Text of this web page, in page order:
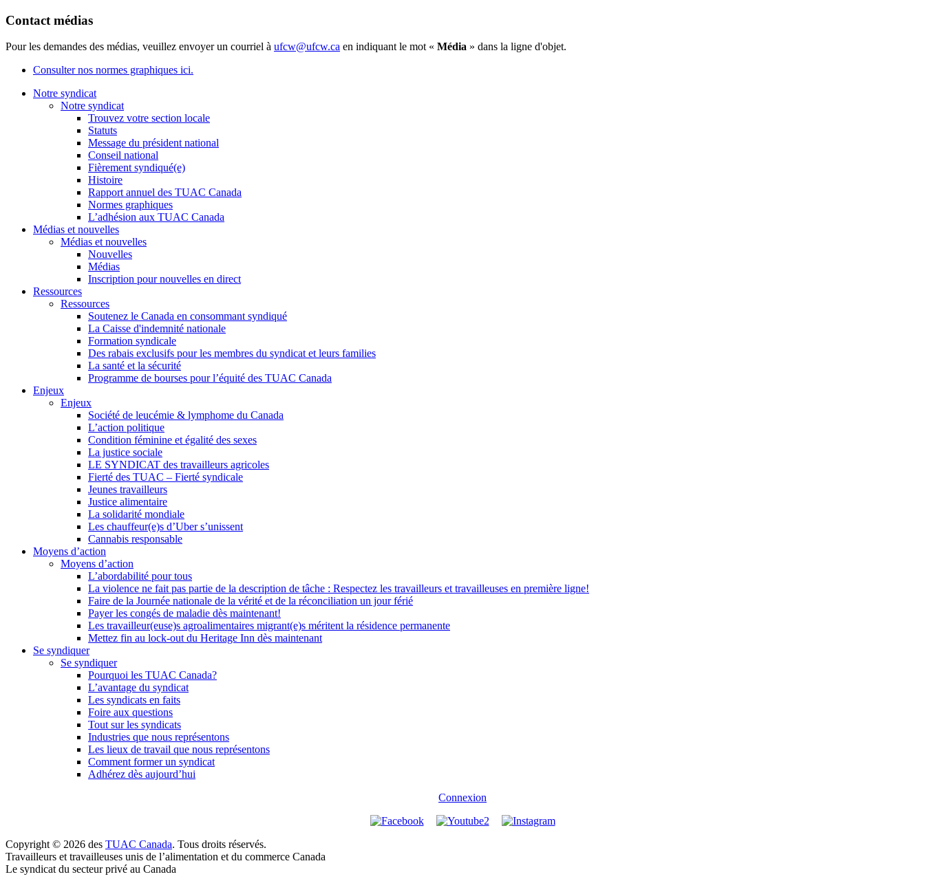
Contact médias
Pour les demandes des médias, veuillez envoyer un courriel à ufcw@ufcw.ca en indiquant le mot « Média » dans la ligne d'objet.
Consulter nos normes graphiques ici.
Notre syndicat
Notre syndicat
Trouvez votre section locale
Statuts
Message du président national
Conseil national
Fièrement syndiqué(e)
Histoire
Rapport annuel des TUAC Canada
Normes graphiques
L’adhésion aux TUAC Canada
Médias et nouvelles
Médias et nouvelles
Nouvelles
Médias
Inscription pour nouvelles en direct
Ressources
Ressources
Soutenez le Canada en consommant syndiqué
La Caisse d'indemnité nationale
Formation syndicale
Des rabais exclusifs pour les membres du syndicat et leurs families
La santé et la sécurité
Programme de bourses pour l’équité des TUAC Canada
Enjeux
Enjeux
Société de leucémie & lymphome du Canada
L’action politique
Condition féminine et égalité des sexes
La justice sociale
LE SYNDICAT des travailleurs agricoles
Fierté des TUAC – Fierté syndicale
Jeunes travailleurs
Justice alimentaire
La solidarité mondiale
Les chauffeur(e)s d’Uber s’unissent
Cannabis responsable
Moyens d’action
Moyens d’action
L’abordabilité pour tous
La violence ne fait pas partie de la description de tâche : Respectez les travailleurs et travailleuses en première ligne!
Faire de la Journée nationale de la vérité et de la réconciliation un jour férié
Payer les congés de maladie dès maintenant!
Les travailleur(euse)s agroalimentaires migrant(e)s méritent la résidence permanente
Mettez fin au lock-out du Heritage Inn dès maintenant
Se syndiquer
Se syndiquer
Pourquoi les TUAC Canada?
L’avantage du syndicat
Les syndicats en faits
Foire aux questions
Tout sur les syndicats
Industries que nous représentons
Les lieux de travail que nous représentons
Comment former un syndicat
Adhérez dès aujourd’hui
Connexion
Copyright © 2026 des TUAC Canada. Tous droits réservés.
Travailleurs et travailleuses unis de l’alimentation et du commerce Canada
Le syndicat du secteur privé au Canada